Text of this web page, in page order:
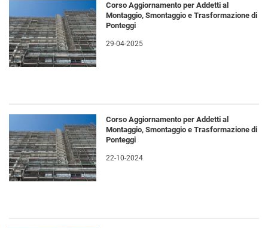
Corso Aggiornamento per Addetti al
Montaggio, Smontaggio e Trasformazione di
Ponteggi
29-04-2025
Corso Aggiornamento per Addetti al
Montaggio, Smontaggio e Trasformazione di
Ponteggi
22-10-2024